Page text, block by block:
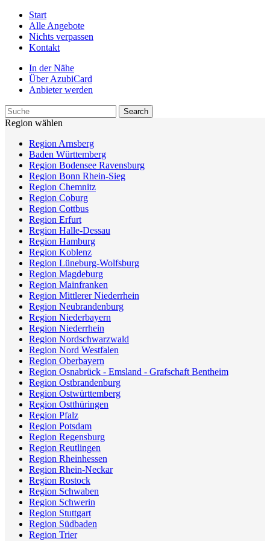
Start
Alle Angebote
Nichts verpassen
Kontakt
In der Nähe
Über AzubiCard
Anbieter werden
Region wählen
Region Arnsberg
Baden Württemberg
Region Bodensee Ravensburg
Region Bonn Rhein-Sieg
Region Chemnitz
Region Coburg
Region Cottbus
Region Erfurt
Region Halle-Dessau
Region Hamburg
Region Koblenz
Region Lüneburg-Wolfsburg
Region Magdeburg
Region Mainfranken
Region Mittlerer Niederrhein
Region Neubrandenburg
Region Niederbayern
Region Niederrhein
Region Nordschwarzwald
Region Nord Westfalen
Region Oberbayern
Region Osnabrück - Emsland - Grafschaft Bentheim
Region Ostbrandenburg
Region Ostwürttemberg
Region Ostthüringen
Region Pfalz
Region Potsdam
Region Regensburg
Region Reutlingen
Region Rheinhessen
Region Rhein-Neckar
Region Rostock
Region Schwaben
Region Schwerin
Region Stuttgart
Region Südbaden
Region Trier